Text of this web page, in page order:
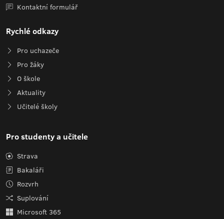
Kontaktní formulář
Rychlé odkazy
Pro uchazeče
Pro žáky
O škole
Aktuality
Učitelé školy
Pro studenty a učitele
Strava
Bakaláři
Rozvrh
Suplování
Microsoft 365